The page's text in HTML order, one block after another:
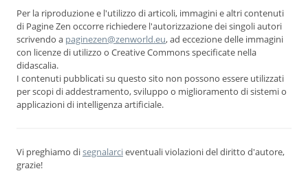
Per la riproduzione e l'utilizzo di articoli, immagini e altri contenuti
di Pagine Zen occorre richiedere l'autorizzazione dei singoli autori
scrivendo a paginezen@zenworld.eu, ad eccezione delle immagini
con licenze di utilizzo o Creative Commons specificate nella
didascalia.
I contenuti pubblicati su questo sito non possono essere utilizzati
per scopi di addestramento, sviluppo o miglioramento di sistemi o
applicazioni di intelligenza artificiale.
Vi preghiamo disegnalarcieventuali violazioni del diritto d'autore,
grazie!